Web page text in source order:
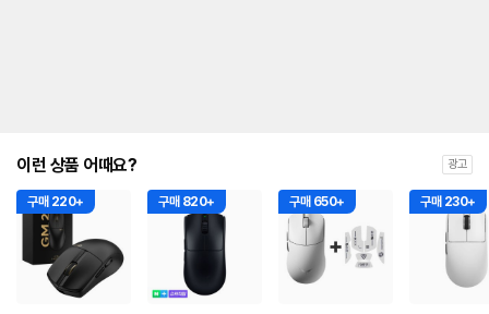
이런 상품 어때요? 광고
구매 220+ 구매 820+ 구매 650+ 구매 230+